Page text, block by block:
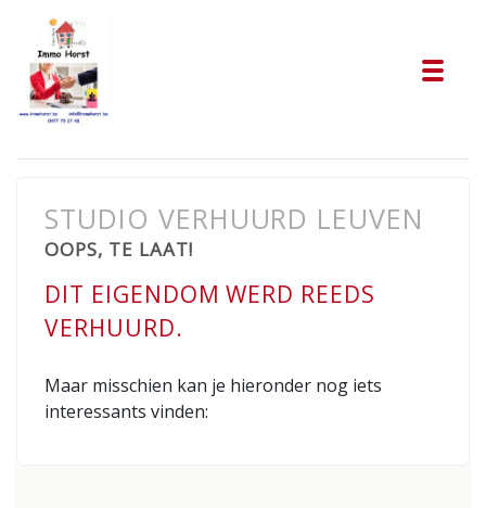
STUDIO VERHUURD LEUVEN
OOPS, TE LAAT!
DIT EIGENDOM WERD REEDS
VERHUURD.
Maar misschien kan je hieronder nog iets
interessants vinden: